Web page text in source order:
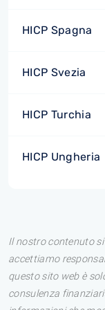
HICP Spagna
HICP Svezia
HICP Turchia
HICP Ungheria
Il nostro contenuto
accettiamo
questo sito web è
consulenza